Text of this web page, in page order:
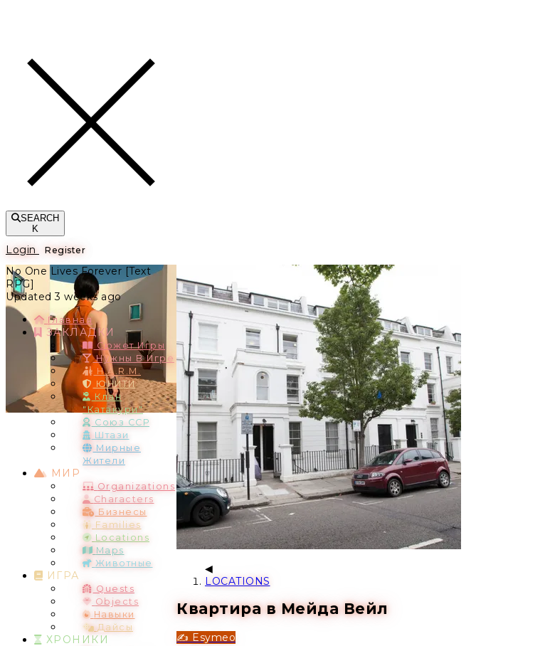
SEARCH
K
Login Register
No One Lives Forever [Text
RPG]
Updated 3 weeks ago
Главная
ЗАКЛАДКИ
Сюжет Игры
Нужны В Игре
H.A.R.M.
ЮНИТИ
Клан
"Катакури"
Союз ССР
Штази
Мирные
Жители
МИР
Organizations
Characters
Бизнесы
Families
Locations
Maps
Животные
ИГРА
Quests
Objects
Навыки
Дайсы
ХРОНИКИ
LOCATIONS
Квартира в Мейда Вейл
✍️ Esymeo